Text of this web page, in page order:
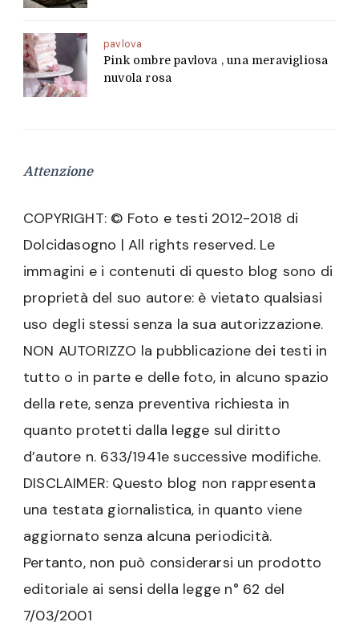
pavlova
Pink ombre pavlova , una meravigliosa
nuvola rosa
Attenzione
COPYRIGHT: © Foto e testi 2012-2018 di
Dolcidasogno | All rights reserved. Le
immagini e i contenuti di questo blog sono di
proprietà del suo autore: è vietato qualsiasi
uso degli stessi senza la sua autorizzazione.
NON AUTORIZZO la pubblicazione dei testi in
tutto o in parte e delle foto, in alcuno spazio
della rete, senza preventiva richiesta in
quanto protetti dalla legge sul diritto
d’autore n. 633/1941e successive modifiche.
DISCLAIMER: Questo blog non rappresenta
una testata giornalistica, in quanto viene
aggiornato senza alcuna periodicità.
Pertanto, non può considerarsi un prodotto
editoriale ai sensi della legge n° 62 del
7/03/2001